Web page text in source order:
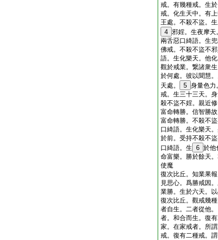
戒。有幾種戒。生
戒。化生天中。有
王處。不殺不盜。
4 邪婬。生夜摩
兩舌惡口綺語。生
佛戒。不殺不盜不
語。生化樂天。他
觀於戒業。繋諸衆
於何處。彼以聞慧
天處。
5 身量色力
戒。生三十三天。
殺不盜不婬。親近
富命轉勝。信智勝
富命轉勝。不殺不
口綺語。生化樂天
於前。受持不殺不
口綺語。生 6 於他
命富樂。勝於餘天
使魔
復次比丘。知業果
見思心。爲勝戒因
業勝。生於六天。
復次比丘。觀戒幾
者自生。二者從他
者。和合而生。復
家。在家戒者。所
戒。復有二種戒。